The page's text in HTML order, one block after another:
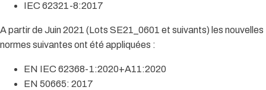
IEC 62321-8:2017
A partir de Juin 2021 (Lots SE21_0601 et suivants) les nouvelles
normes suivantes ont été appliquées :
EN IEC 62368-1:2020+A11:2020
EN 50665: 2017